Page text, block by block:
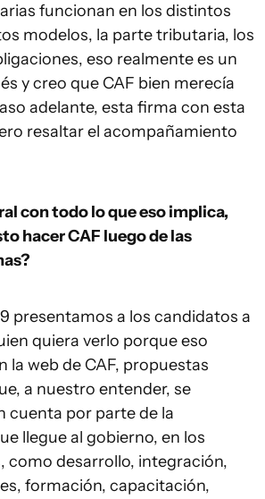
funcionan en los distintos
modelos, la parte tributaria, los
eso realmente es un
y creo que CAF bien merecía
adelante, esta firma con esta
resaltar el acompañamiento
con todo lo que eso implica,
hacer CAF luego de las
presentamos a los candidatos a
quiera verlo porque eso
la web de CAF, propuestas
a nuestro entender, se
cuenta por parte de la
llegue al gobierno, en los
como desarrollo, integración,
formación, capacitación,